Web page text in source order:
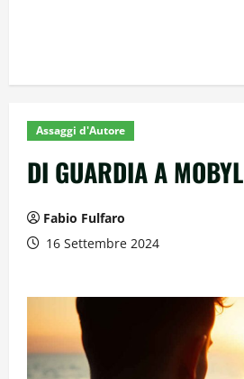
Assaggi d'Autore
DI GUARDIA A MOBYL
Fabio Fulfaro
16 Settembre 2024